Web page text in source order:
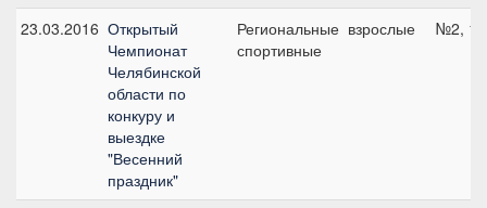
23.03.2016 Открытый
Чемпионат
Челябинской
области по
конкуру и
выездке
"Весенний
праздник"
Региональные
спортивные
взрослые №2,